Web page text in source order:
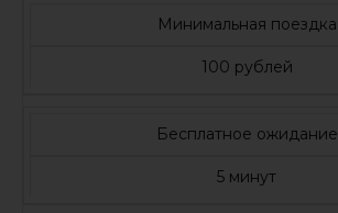
Минимальная поездка
100 рублей
Бесплатное ожидание
5 минут